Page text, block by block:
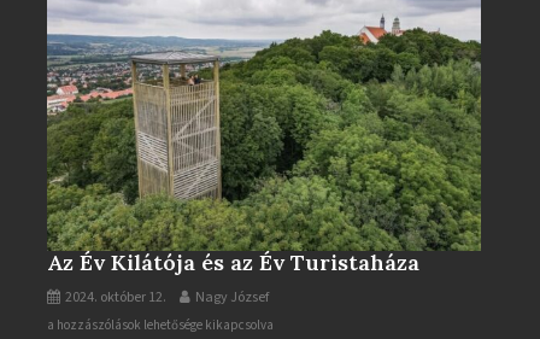
Az Év Kilátója és az Év Turistaháza
2024. október 12. Nagy József
Az
a hozzászólások lehetősége kikapcsolva